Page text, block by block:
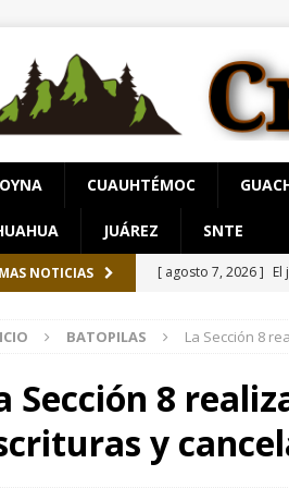
CUAUHTÉMOC
JUÁREZ SNTE
NOTICIAS [ agosto 7, 2026 ] El
Chihuahua
[ agosto 8, 2026 ]
[ agosto 8, 2026 ]
BATOPILAS La Sección 8
Sección 8
y